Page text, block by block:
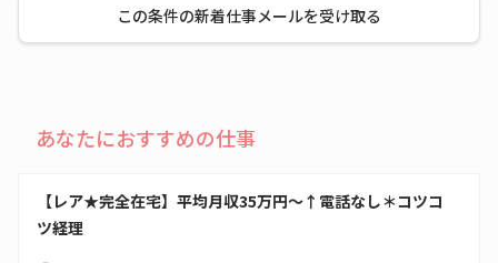
この条件の新着仕事メールを受け取る
あなたにおすすめの仕事
【レア★完全在宅】平均月収35万円～↑電話なし＊コツコ
ツ経理